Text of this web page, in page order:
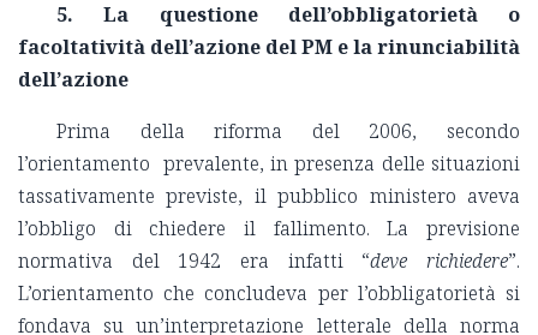
5. La questione dell’obbligatorietà o
facoltatività dell’azione del PM e la rinunciabilità
dell’azione
Prima della riforma del 2006, secondo
l’orientamento prevalente, in presenza delle situazioni
tassativamente previste, il pubblico ministero aveva
l’obbligo di chiedere il fallimento. La previsione
normativa del 1942 era infatti “deve richiedere”.
L’orientamento che concludeva per l’obbligatorietà si
fondava su un’interpretazione letterale della norma